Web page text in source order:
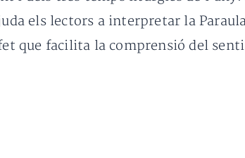
els lectors a interpretar la
que facilita la comprensió del